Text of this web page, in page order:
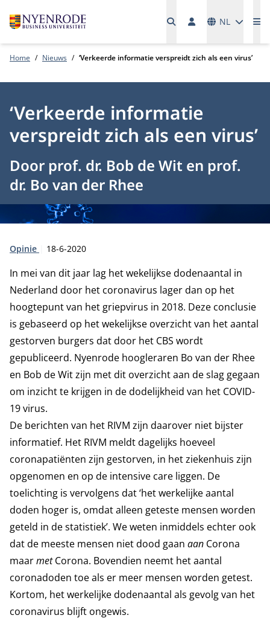
NL
Home Nieuws ‘Verkeerde informatie verspreidt zich als een virus’
‘Verkeerde informatie
verspreidt zich als een virus’
Door prof. dr. Bob de Wit en prof.
dr. Bo van der Rhee
Type:
Opinie Publicatiedatum:
18-6-2020
In mei van dit jaar lag het wekelijkse dodenaantal in
Nederland door het coronavirus lager dan op het
hoogtepunt van het griepvirus in 2018. Deze conclusie
is gebaseerd op het wekelijkse overzicht van het aantal
gestorven burgers dat door het CBS wordt
gepubliceerd. Nyenrode hoogleraren Bo van der Rhee
en Bob de Wit zijn met dit overzicht aan de slag gegaan
om inzicht te krijgen in de dodelijkheid van het COVID-
19 virus.
De berichten van het RIVM zijn daarover niet bijster
informatief. Het RIVM meldt dagelijks hoeveel
coronapatiënten zijn gestorven, in het ziekenhuis zijn
opgenomen en op de intensive care liggen. De
toelichting is vervolgens dat ‘het werkelijke aantal
doden hoger is, omdat alleen geteste mensen worden
geteld in de statistiek’. We weten inmiddels echter ook
dat de meeste mensen niet dood gaan aan Corona
maarmetCorona. Bovendien neemt het aantal
coronadoden toe als er meer mensen worden getest.
Kortom, het werkelijke dodenaantal als gevolg van het
coronavirus blijft ongewis.